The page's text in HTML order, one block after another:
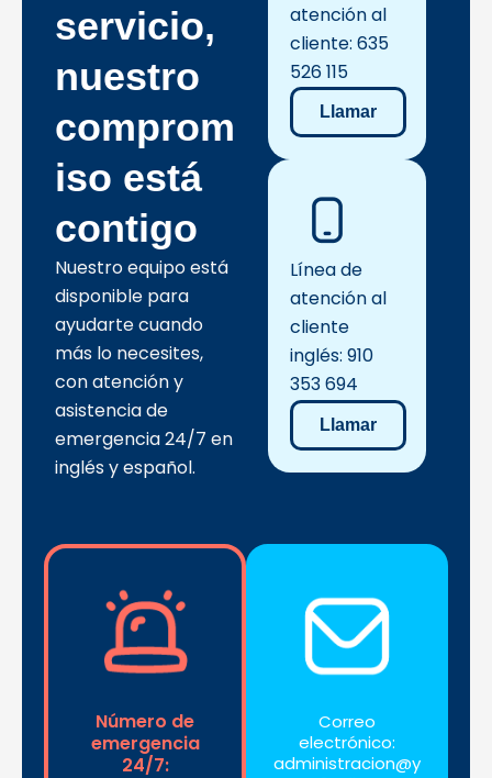
servicio,
nuestro
comprom
iso está
contigo
Nuestro equipo está
disponible para
ayudarte cuando
más lo necesites,
con atención y
asistencia de
emergencia 24/7 en
inglés y español.
atención al
cliente: 635
526 115
Llamar
Línea de
atención al
cliente
inglés: 910
353 694
Llamar
Número de
emergencia
24/7:
Correo
electrónico:
administracion@y